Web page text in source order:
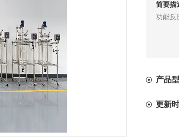
简要描
功能反
产品
更新